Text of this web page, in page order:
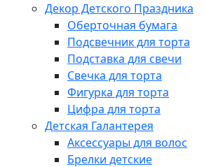
Декор Детского Праздника
Оберточная бумага
Подсвечник для торта
Подставка для свечи
Свечка для торта
Фигурка для торта
Цифра для торта
Детская Галантерея
Аксессуары для волос
Брелки детские